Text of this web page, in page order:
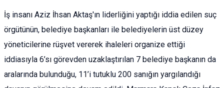
İş insanı Aziz İhsan Aktaş'ın liderliğini yaptığı iddia edilen suç
örgütünün, belediye başkanları ile belediyelerin üst düzey
yöneticilerine rüşvet vererek ihaleleri organize ettiği
iddiasıyla 6’sı görevden uzaklaştırılan 7 belediye başkanın da
aralarında bulunduğu, 11’i tutuklu 200 sanığın yargılandığı